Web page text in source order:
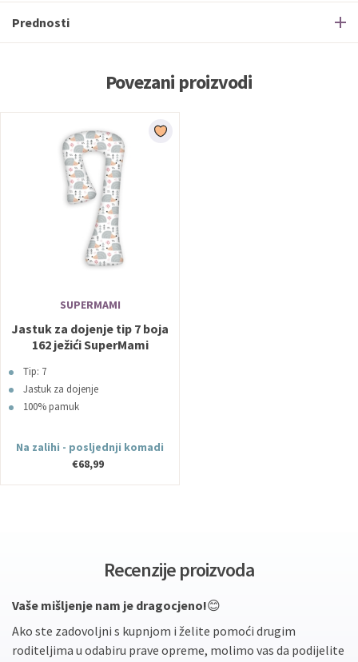
Prednosti
Povezani proizvodi
SUPERMAMI
Jastuk za dojenje tip 7 boja
162 ježići SuperMami
Tip: 7
Jastuk za dojenje
100% pamuk
Na zalihi - posljednji komadi
€68,99
Recenzije proizvoda
Vaše mišljenje nam je dragocjeno!😊
Ako ste zadovoljni s kupnjom i želite pomoći drugim
roditeljima u odabiru prave opreme, molimo vas da podijelite